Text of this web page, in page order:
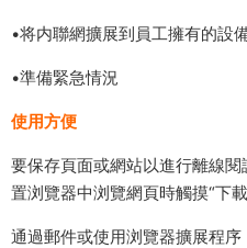
•将内聯網擴展到員工擁有的設
•準備緊急情況
使用方便
要保存頁面或網站以進行離線
置浏覽器中浏覽網頁時觸摸“下
通過郵件或使用浏覽器擴展程